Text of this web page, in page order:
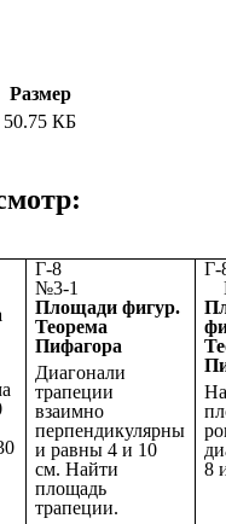
Размер
50.75 КБ
Г-8
№3-1
Площади фигур.
Теорема
Пифагора
Диагонали
трапеции
взаимно
перпендикулярны
и равны 4 и 10
см. Найти
площадь
трапеции.
8